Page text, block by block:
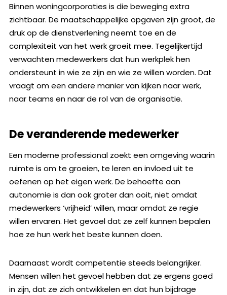
Binnen woningcorporaties is die beweging extra
zichtbaar. De maatschappelijke opgaven zijn groot, de
druk op de dienstverlening neemt toe en de
complexiteit van het werk groeit mee. Tegelijkertijd
verwachten medewerkers dat hun werkplek hen
ondersteunt in wie ze zijn en wie ze willen worden. Dat
vraagt om een andere manier van kijken naar werk,
naar teams en naar de rol van de organisatie.
De veranderende medewerker
Een moderne professional zoekt een omgeving waarin
ruimte is om te groeien, te leren en invloed uit te
oefenen op het eigen werk. De behoefte aan
autonomie is dan ook groter dan ooit, niet omdat
medewerkers ‘vrijheid’ willen, maar omdat ze regie
willen ervaren. Het gevoel dat ze zelf kunnen bepalen
hoe ze hun werk het beste kunnen doen.
Daarnaast wordt competentie steeds belangrijker.
Mensen willen het gevoel hebben dat ze ergens goed
in zijn, dat ze zich ontwikkelen en dat hun bijdrage